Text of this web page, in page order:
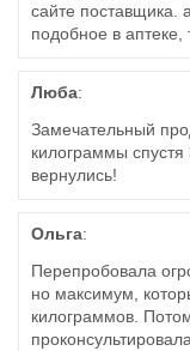
сайте поставщика.
подобное в аптеке,
Люба:
Замечательный
килограммы
вернулись!
Ольга:
Перепробовала
но максимум,
килограммов.